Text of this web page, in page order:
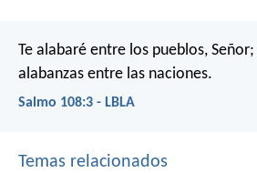
Te alabaré entre los pueblos, Señor;
alabanzas entre las naciones.
Salmo 108:3 - LBLA
Temas relacionados